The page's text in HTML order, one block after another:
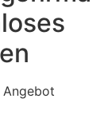
Angebot